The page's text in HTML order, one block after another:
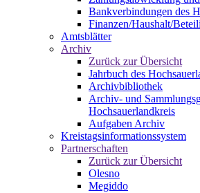
Bankverbindungen des
Finanzen/Haushalt/
Amtsblätter
Archiv
Zurück zur Übersicht
Jahrbuch des
Archivbibliothek
Archiv- und
Hochsauerlandkreis
Aufgaben Archiv
Kreistagsinformationssystem
Partnerschaften
Zurück zur Übersicht
Olesno
Megiddo